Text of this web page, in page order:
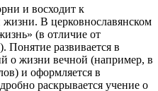
и восходит к
В церковнославянском
(в отличие от
Понятие развивается в
о жизни вечной (например, в
и оформляется в
раскрывается учение о